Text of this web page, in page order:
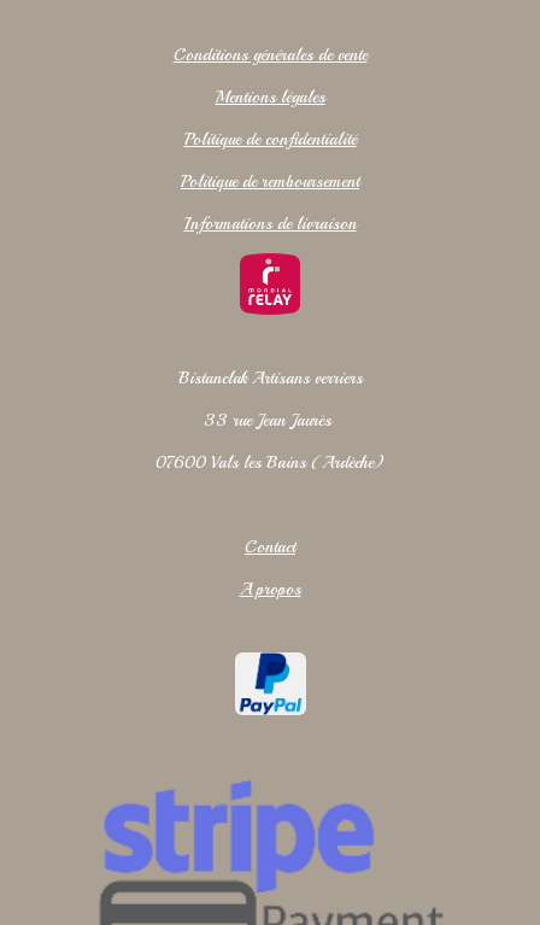
Conditions générales de vente
Mentions légales
Politique de confidentialité
Politique de remboursement
Informations de livraison
Bistanclak Artisans verriers
33 rue Jean Jaurès
07600 Vals les Bains (Ardèche)
Contact
A propos